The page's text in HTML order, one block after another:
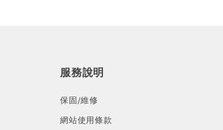
服務說明
保固/維修
網站使用條款